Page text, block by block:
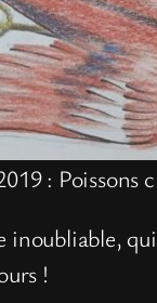
: Poissons
inoubliable,
!